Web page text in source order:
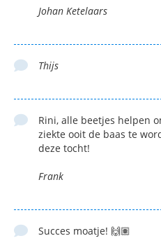
Johan Ketelaars
Thijs
Rini, alle beetjes helpen
ziekte ooit de baas te
deze tocht!
Frank
Succes moatje! 🙌🏽